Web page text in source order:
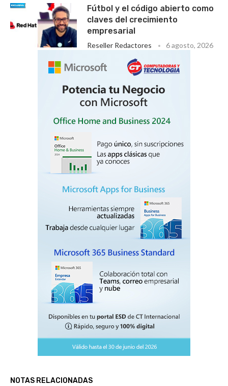
Fútbol y el código abierto como
claves del crecimiento
empresarial
Reseller Redactores 6 agosto, 2026
NOTAS RELACIONADAS